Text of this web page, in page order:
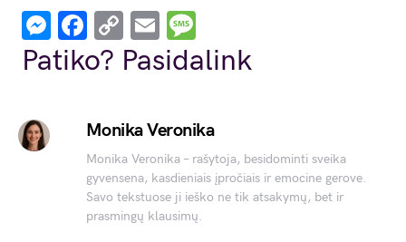
Messenger
Facebook
Copy
Link
Email
Patiko? Pasidalink
Monika Veronika
Monika Veronika – rašytoja, besidominti sveika
gyvensena, kasdieniais įpročiais ir emocine gerove.
Savo tekstuose ji ieško ne tik atsakymų, bet ir
prasmingų klausimų.